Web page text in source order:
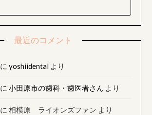
最近のコメント
にyoshiidental より
に小田原市の歯科・歯医者さん より
に相模原 ライオンズファン より